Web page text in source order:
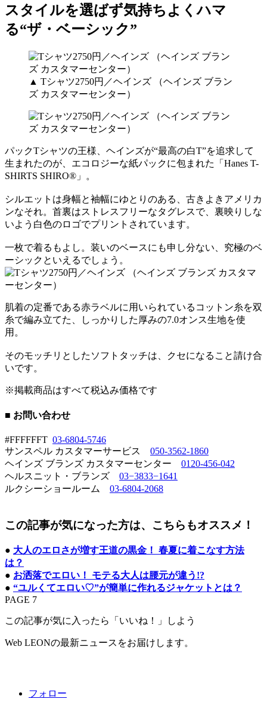
スタイルを選ばず気持ちよくハマ
る“ザ・ベーシック”
▲ Tシャツ2750円／ヘインズ （ヘインズ ブラン
ズ カスタマーセンター）
パックTシャツの王様、ヘインズが“最高の白T”を追求して
生まれたのが、エコロジーな紙パックに包まれた「Hanes T-
SHIRTS SHIRO®」。
シルエットは身幅と袖幅にゆとりのある、古きよきアメリカ
ンなそれ。首裏はストレスフリーなタグレスで、裏映りしな
いよう白色のロゴでプリントされています。
一枚で着るもよし。装いのベースにも申し分ない、究極のベ
ーシックといえるでしょう。
肌着の定番である赤ラベルに用いられているコットン糸を双
糸で編み立てた、しっかりした厚みの7.0オンス生地を使
用。
そのモッチリとしたソフトタッチは、クセになること請け合
いです。
※掲載商品はすべて税込み価格です
■ お問い合わせ
#FFFFFFT 03-6804-5746
サンスペル カスタマーサービス 050-3562-1860
ヘインズ ブランズ カスタマーセンター 0120-456-042
ヘルスニット・ブランズ 03−3833−1641
ルクシーショールーム 03-6804-2068
この記事が気になった方は、こちらもオススメ！
● 大人のエロさが増す王道の黒金！ 春夏に着こなす方法
は？
● お洒落でエロい！ モテる大人は腰元が違う!?
● “ユルくてエロい♡”が簡単に作れるジャケットとは？
PAGE 7
この記事が気に入ったら「いいね！」しよう
Web LEONの最新ニュースをお届けします。
フォロー